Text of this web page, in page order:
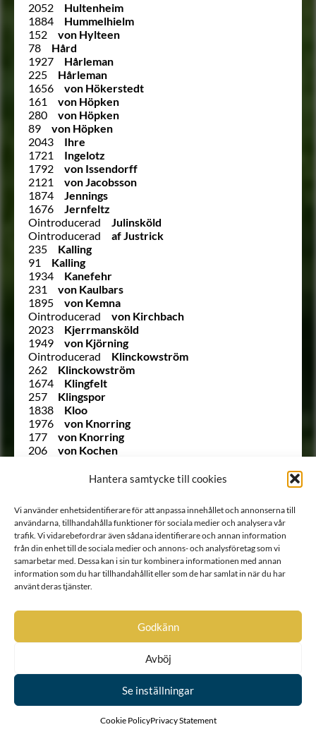
Hantera samtycke till cookies
Vi använder enhetsidentifierare för att anpassa innehållet och annonserna till
användarna, tillhandahålla funktioner för sociala medier och analysera vår
trafik. Vi vidarebefordrar även sådana identifierare och annan information
från din enhet till de sociala medier och annons- och analysföretag som vi
samarbetar med. Dessa kan i sin tur kombinera informationen med annan
information som du har tillhandahållit eller som de har samlat in när du har
använt deras tjänster.
Godkänn
Avböj
Se inställningar
Cookie PolicyPrivacy Statement
2052
Hultenheim
1884
Hummelhielm
152
von Hylteen
78
Hård
1927
Hårleman
225
Hårleman
1656
von Hökerstedt
161
von Höpken
280
von Höpken
89
von Höpken
2043
Ihre
1721
Ingelotz
1792
von Issendorff
2121
von Jacobsson
1874
Jennings
1676
Jernfeltz
Ointroducerad
Julinsköld
Ointroducerad
af Justrick
235
Kalling
91
Kalling
1934
Kanefehr
231
von Kaulbars
1895
von Kemna
Ointroducerad
von Kirchbach
2023
Kjerrmansköld
1949
von Kjörning
Ointroducerad
Klinckowström
262
Klinckowström
1674
Klingfelt
257
Klingspor
1838
Kloo
1976
von Knorring
177
von Knorring
206
von Kochen
Koskull
Ointroducerad
von Krafft
315
von Krassow
2099
von Kruus
1652
Kunckel
167
von Köhler
1693
Köppen
75
Lagerberg
Lagerberg
245
Lagerfelt
Lagerflycht
2038
von Lagerlöf
Ointroducerad
Lagerstam